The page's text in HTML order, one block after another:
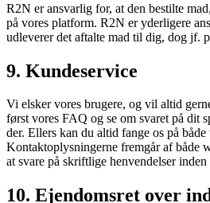
R2N er ansvarlig for, at den bestilte
på vores platform. R2N er yderligere
udleverer det aftalte mad til dig, dog jf.
9. Kundeservice
Vi elsker vores brugere, og vil altid
først vores FAQ og se om svaret på dit
der. Ellers kan du altid fange os på
Kontaktoplysningerne fremgår af både
at svare på skriftlige henvendelser
10. Ejendomsret over